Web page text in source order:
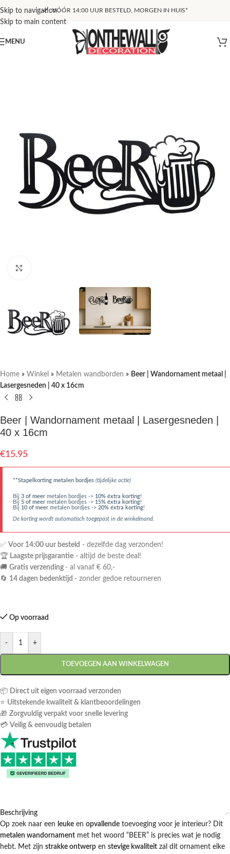
Skip to navigation
Skip to main content
VÓÓR 14:00 UUR BESTELD, MORGEN IN HUIS*
MENU
Home » Winkel » Metalen wandborden » Beer | Wandornament metaal |
Lasergesneden | 40 x 16cm
Beer | Wandornament metaal | Lasergesneden |
40 x 16cm
€15.95
**Stapelkorting metalen bordjes (tijdelijke actie)
Bij 3 of meer metalen bordjes -> 10% éxtra korting!
Bij 5 of meer metalen bordjes -> 15% éxtra korting!
Bij 10 of meer metalen bordjes -> 20% éxtra korting!
De korting wordt automatisch toegepast in de winkelmand.
✅ Voor 14:00 uur besteld - dezelfde dag verzonden!
🏆 Laagste prijsgarantie - altijd de beste deal!
🚚 Gratis verzending - al vanaf € 60,-
🔄 14 dagen bedenktijd - zonder gedoe retourneren
Op voorraad
- +
TOEVOEGEN AAN WINKELWAGEN
📦 Direct uit eigen voorraad verzonden
⭐ Uitstekende kwaliteit & klantbeoordelingen
🎁 Zorgvuldig verpakt voor snelle levering
💳 Veilig & eenvoudig betalen
Beschrijving
Op zoek naar een leuke en opvallende toevoeging voor je interieur? Dit
metalen wandornament met het woord “BEER” is precies wat je nodig
hebt. Met zijn strakke ontwerp en stevige kwaliteit zal dit ornament elke